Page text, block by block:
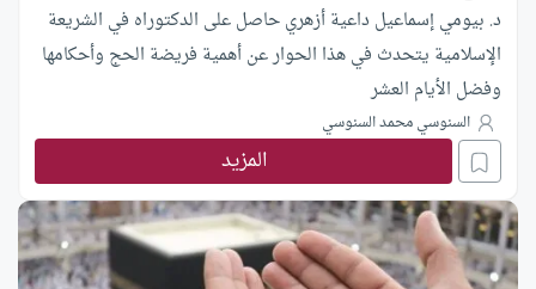
د. بيومي إسماعيل داعية أزهري حاصل على الدكتوراه في الشريعة
الإسلامية يتحدث في هذا الحوار عن أهمية فريضة الحج وأحكامها
وفضل الأيام العشر
السنوسي محمد السنوسي
المزيد